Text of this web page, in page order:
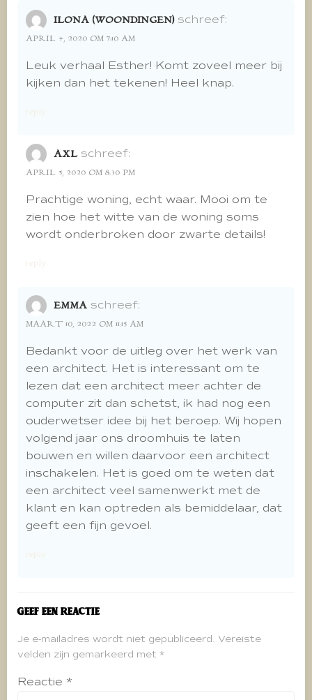
ILONA (WOONDINGEN) schreef:
APRIL 4, 2020 OM 7:10 AM
Leuk verhaal Esther! Komt zoveel meer bij
kijken dan het tekenen! Heel knap.
reply
AXL schreef:
APRIL 5, 2020 OM 8:30 PM
Prachtige woning, echt waar. Mooi om te
zien hoe het witte van de woning soms
wordt onderbroken door zwarte details!
reply
EMMA schreef:
MAART 10, 2022 OM 11:15 AM
Bedankt voor de uitleg over het werk van
een architect. Het is interessant om te
lezen dat een architect meer achter de
computer zit dan schetst, ik had nog een
ouderwetser idee bij het beroep. Wij hopen
volgend jaar ons droomhuis te laten
bouwen en willen daarvoor een architect
inschakelen. Het is goed om te weten dat
een architect veel samenwerkt met de
klant en kan optreden als bemiddelaar, dat
geeft een fijn gevoel.
reply
Geef een reactie
Je e-mailadres wordt niet gepubliceerd. Vereiste
velden zijn gemarkeerd met *
Reactie *